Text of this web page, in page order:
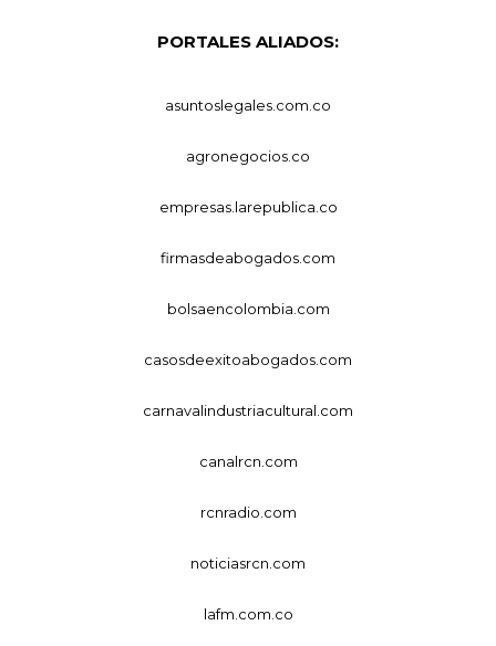
PORTALES ALIADOS:
asuntoslegales.com.co
agronegocios.co
empresas.larepublica.co
firmasdeabogados.com
bolsaencolombia.com
casosdeexitoabogados.com
carnavalindustriacultural.com
canalrcn.com
rcnradio.com
noticiasrcn.com
lafm.com.co